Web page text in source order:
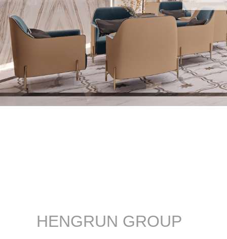
1 2 3
HENGRUN GROUP